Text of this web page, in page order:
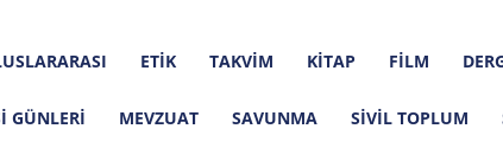
ETIK TAKVIM KITAP FILM
GÜNLERI MEVZUAT SAVUNMA SIVIL TOPLUM